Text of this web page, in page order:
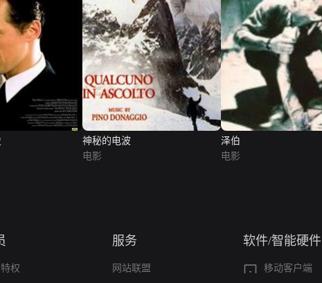
神秘的电波
电影
泽伯
电影
权
服务
网站联盟
软件/智能硬件
移动客户端